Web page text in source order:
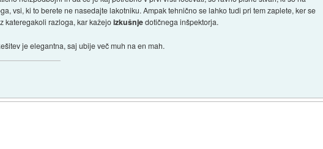
vsi, ki to berete ne nasedajte lakotniku. Ampak tehnično se lahko tudi pri tem zaplete, ker se
kateregakoli razloga, kar kažejoizkušnjedotičnega inšpektorja.
je elegantna, saj ubije več muh na en mah.